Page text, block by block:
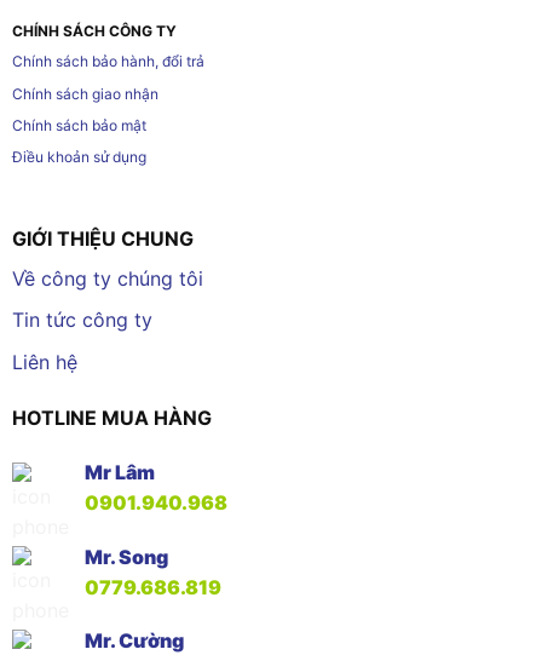
CHÍNH SÁCH CÔNG TY
Chính sách bảo hành, đổi trả
Chính sách giao nhận
Chính sách bảo mật
Điều khoản sử dụng
GIỚI THIỆU CHUNG
Về công ty chúng tôi
Tin tức công ty
Liên hệ
HOTLINE MUA HÀNG
Mr Lâm
0901.940.968
Mr. Song
0779.686.819
Mr. Cường